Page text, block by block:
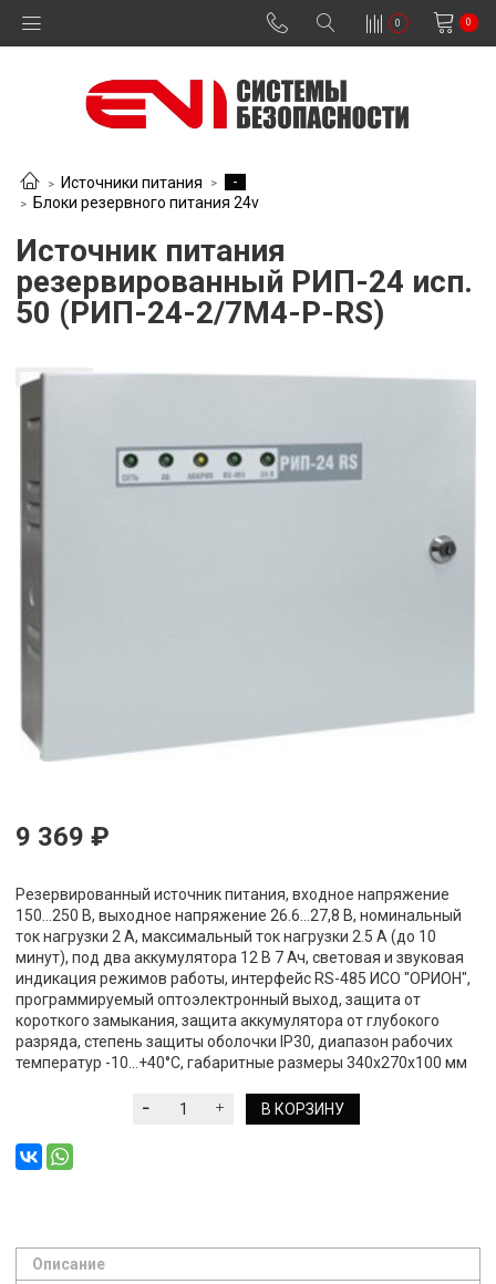
0 0
Источники питания
-
Блоки резервного питания 24v
Источник питания
резервированный РИП-24 исп.
50 (РИП-24-2/7М4-Р-RS)
В наличии
9 369 ₽
Резервированный источник питания, входное напряжение
150...250 В, выходное напряжение 26.6...27,8 В, номинальный
ток нагрузки 2 А, максимальный ток нагрузки 2.5 А (до 10
минут), под два аккумулятора 12 В 7 Ач, световая и звуковая
индикация режимов работы, интерфейс RS-485 ИСО "ОРИОН",
программируемый оптоэлектронный выход, защита от
короткого замыкания, защита аккумулятора от глубокого
разряда, степень защиты оболочки IP30, диапазон рабочих
температур -10...+40°С, габаритные размеры 340х270х100 мм
В КОРЗИНУ
Описание